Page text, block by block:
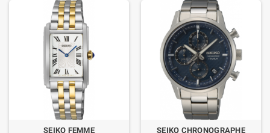
SEIKO FEMME SEIKO CHRONOGRAPHE